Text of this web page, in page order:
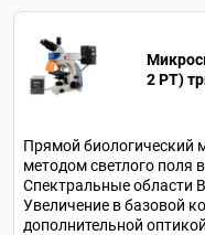
2 РТ)
Прямой биологический
методом светлого поля
Спектральные области
Увеличение в базовой
дополнительной